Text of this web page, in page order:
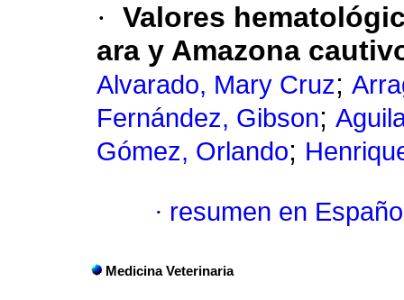
· Valores
ara y Amazona
Alvarado, Mary Cruz;
Fernández, Gibson;
Gómez, Orlando;
· resumen en
Medicina Veterinaria